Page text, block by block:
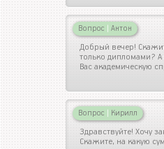
Вопрос Антон
Добрый вечер!
только дипломами?
Вас академическую
Вопрос Кирилл
Здравствуйте! Хочу
Скажите, на какую